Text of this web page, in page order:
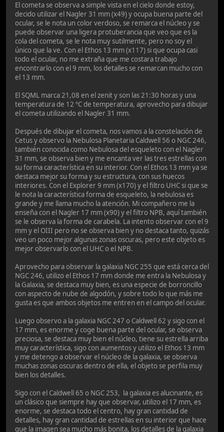
El cometa se observa a simple vista en el cielo donde estoy,
decido utilizar el Nagler 31 mm (x49) y ocupa buena parte del
ocular, se le nota un color verdoso, se remarca el núcleo y se
puede observar una ligera protuberancia que veo que es la
cola del cometa, se le nota muy sutilmente, pero no soy el
único que la ve. Con el Ethos 13 mm (x117) si que ocupa casi
todo el ocular, no me extraña que me costara trabajo
encontrarlo con el 9 mm, los detalles se remarcan mucho con
el 13 mm.
El SQML marca 21,08 en el zenit y son las 21:30 horas y una
temperatura de 12 ºC de temperatura, aprovecho para dibujar
el cometa utilizando el Nagler 31 mm.
Después de dibujar el cometa, nos vamos a la constelación de
Cetus y observo la Nebulosa Planetaria Caldwell 56 o NGC 246,
también conocida como Nebulosa del esqueleto con el Nagler
31 mm, se observa bien y me encanta ver las tres estrellas con
su forma característica en su interior. Con el Ethos 13 mm ya se
destaca mejor su forma y su estructura, con sus huecos
interiores. Con el Explorer 9 mm (x170) y el filtro UHC si que se
le nota la característica forma de esqueleto, la nebulosa es
grande y me llama mucho la atención. Mi compañero me la
enseña con el Nagler 17 mm (x90) y el filtro NPB, aquí también
se le observa la forma de carabela. La intento observar con el 9
mm y el OIII pero no se observa bien y no destaca tanto, quizás
veo un poco mejor algunas zonas oscuras, pero este objeto es
mejor observarlo con el UHC o el NPB.
Aprovecho para observar la galaxia NGC 255 que está cerca del
NGC 246, utilizo el Ethos 17 mm donde me entra la Nebulosa y
la Galaxia, se destaca muy bien, es una especie de borroncillo
con aspecto de nube de algodón, y sobre todo lo que más me
gusta es que ambos objetos me entren en el campo del ocular.
Luego observo a la galaxia NGC 247 o Caldwell 62 y sigo con el
17 mm, es enorme y coge buena parte del ocular, se observa
preciosa, se destaca muy bien el núcleo, tiene su estrella arriba
muy característica, sigo con aumentos y utilizo el Ethos 13 mm
y me detengo a observar el núcleo de la galaxia, se observa
muchas zonas oscuras dentro de ella, el objeto se perfila muy
bien los detalles.
Sigo con el Caldwell 65 o NGC 253, la galaxia es alucinante, es
un clásico que siempre hay que observar, utilizo el 17 mm, es
enorme, se destaca todo el centro, hay gran cantidad de
detalles, hay gran cantidad de estrellas en su interior que hace
que la imagen sea mucho más bonita, los detalles de la galaxia